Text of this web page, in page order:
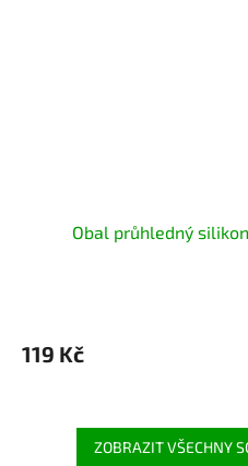
Obal průhledný
119 Kč
ZOBRAZIT VŠECHNY